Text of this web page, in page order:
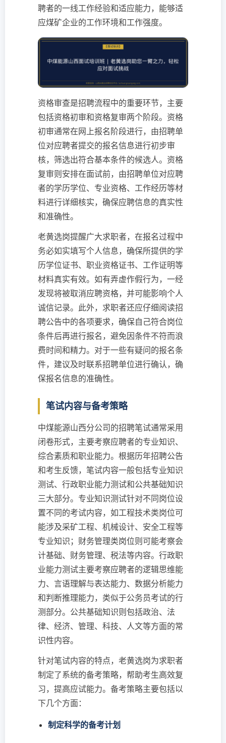
聘者的一线工作经验和适应能力，能够适
应煤矿企业的工作环境和工作强度。
资格审查是招聘流程中的重要环节，主要
包括资格初审和资格复审两个阶段。资格
初审通常在网上报名阶段进行，由招聘单
位对应聘者提交的报名信息进行初步审
核，筛选出符合基本条件的候选人。资格
复审则安排在面试前，由招聘单位对应聘
者的学历学位、专业资格、工作经历等材
料进行详细核实，确保应聘信息的真实性
和准确性。
老黄选岗提醒广大求职者，在报名过程中
务必如实填写个人信息，确保所提供的学
历学位证书、职业资格证书、工作证明等
材料真实有效。如有弄虚作假行为，一经
发现将被取消应聘资格，并可能影响个人
诚信记录。此外，求职者还应仔细阅读招
聘公告中的各项要求，确保自己符合岗位
条件后再进行报名，避免因条件不符而浪
费时间和精力。对于一些有疑问的报名条
件，建议及时联系招聘单位进行确认，确
保报名信息的准确性。
笔试内容与备考策略
中煤能源山西分公司的招聘笔试通常采用
闭卷形式，主要考察应聘者的专业知识、
综合素质和职业能力。根据历年招聘公告
和考生反馈，笔试内容一般包括专业知识
测试、行政职业能力测试和公共基础知识
三大部分。专业知识测试针对不同岗位设
置不同的考试内容，如工程技术类岗位可
能涉及采矿工程、机械设计、安全工程等
专业知识；财务管理类岗位则可能考察会
计基础、财务管理、税法等内容。行政职
业能力测试主要考察应聘者的逻辑思维能
力、言语理解与表达能力、数据分析能力
和判断推理能力，类似于公务员考试的行
测部分。公共基础知识则包括政治、法
律、经济、管理、科技、人文等方面的常
识性内容。
针对笔试内容的特点，老黄选岗为求职者
制定了系统的备考策略，帮助考生高效复
习，提高应试能力。备考策略主要包括以
下几个方面：
制定科学的备考计划